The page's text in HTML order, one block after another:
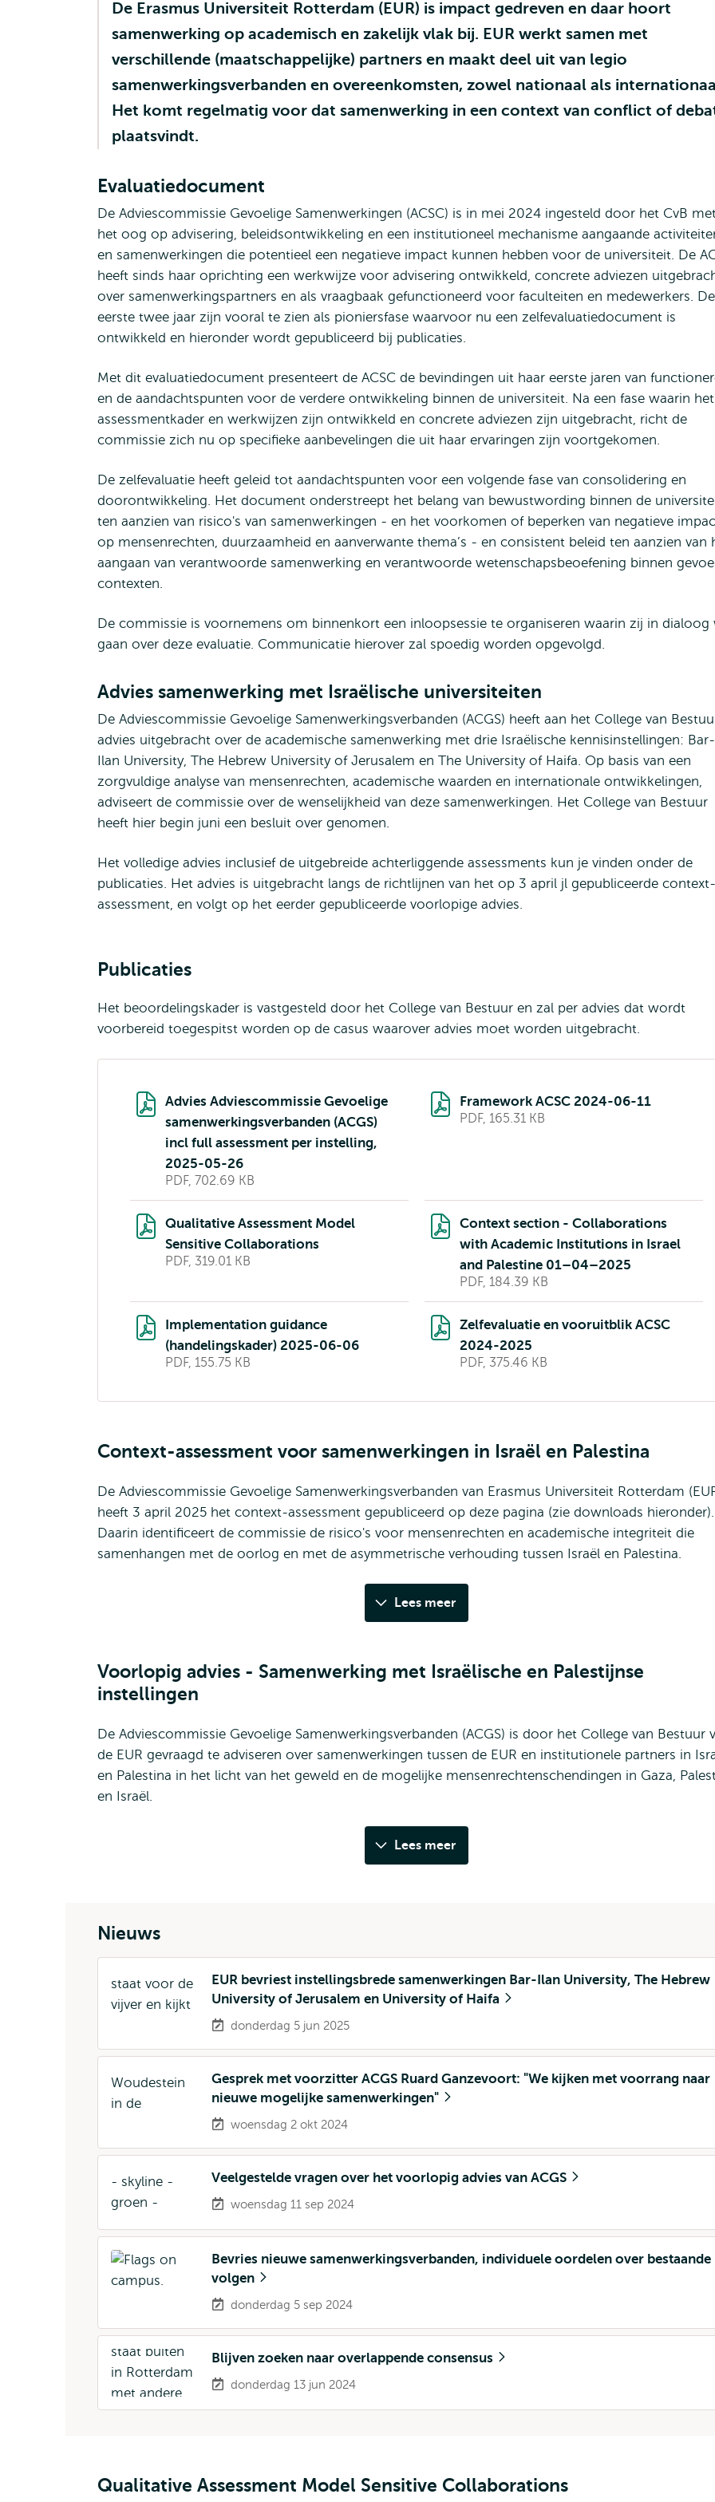
De Erasmus Universiteit Rotterdam (EUR) is impact gedreven en daar hoort
samenwerking op academisch en zakelijk vlak bij. EUR werkt samen met
verschillende (maatschappelijke) partners en maakt deel uit van legio
samenwerkingsverbanden en overeenkomsten, zowel nationaal als
Het komt regelmatig voor dat samenwerking in een context van conflict of
plaatsvindt.
Evaluatiedocument
De Adviescommissie Gevoelige Samenwerkingen (ACSC) is in mei 2024 ingesteld door het CvB
het oog op advisering, beleidsontwikkeling en een institutioneel mechanisme aangaande
en samenwerkingen die potentieel een negatieve impact kunnen hebben voor de universiteit. De
heeft sinds haar oprichting een werkwijze voor advisering ontwikkeld, concrete adviezen
over samenwerkingspartners en als vraagbaak gefunctioneerd voor faculteiten en medewerkers.
eerste twee jaar zijn vooral te zien als pioniersfase waarvoor nu een zelfevaluatiedocument is
ontwikkeld en hieronder wordt gepubliceerd bij publicaties.
Met dit evaluatiedocument presenteert de ACSC de bevindingen uit haar eerste jaren van
en de aandachtspunten voor de verdere ontwikkeling binnen de universiteit. Na een fase waarin het
assessmentkader en werkwijzen zijn ontwikkeld en concrete adviezen zijn uitgebracht, richt de
commissie zich nu op specifieke aanbevelingen die uit haar ervaringen zijn voortgekomen.
De zelfevaluatie heeft geleid tot aandachtspunten voor een volgende fase van consolidering en
doorontwikkeling. Het document onderstreept het belang van bewustwording binnen de
ten aanzien van risico's van samenwerkingen - en het voorkomen of beperken van negatieve
op mensenrechten, duurzaamheid en aanverwante thema’s - en consistent beleid ten aanzien van
aangaan van verantwoorde samenwerking en verantwoorde wetenschapsbeoefening binnen
contexten.
De commissie is voornemens om binnenkort een inloopsessie te organiseren waarin zij in dialoog
gaan over deze evaluatie. Communicatie hierover zal spoedig worden opgevolgd.
Advies samenwerking met Israëlische universiteiten
De Adviescommissie Gevoelige Samenwerkingsverbanden (ACGS) heeft aan het College van
advies uitgebracht over de academische samenwerking met drie Israëlische kennisinstellingen: Bar-
Ilan University, The Hebrew University of Jerusalem en The University of Haifa. Op basis van een
zorgvuldige analyse van mensenrechten, academische waarden en internationale ontwikkelingen,
adviseert de commissie over de wenselijkheid van deze samenwerkingen. Het College van Bestuur
heeft hier begin juni een besluit over genomen.
Het volledige advies inclusief de uitgebreide achterliggende assessments kun je vinden onder de
publicaties. Het advies is uitgebracht langs de richtlijnen van het op 3 april jl gepubliceerde context-
assessment, en volgt op het eerder gepubliceerde voorlopige advies.
Publicaties
Het beoordelingskader is vastgesteld door het College van Bestuur en zal per advies dat wordt
voorbereid toegespitst worden op de casus waarover advies moet worden uitgebracht.
Advies Adviescommissie Gevoelige
samenwerkingsverbanden (ACGS)
incl full assessment per instelling,
2025-05-26
PDF, 702.69 KB
Framework ACSC 2024-06-11
PDF, 165.31 KB
Qualitative Assessment Model
Sensitive Collaborations
PDF, 319.01 KB
Context section - Collaborations
with Academic Institutions in Israel
and Palestine 01–04–2025
PDF, 184.39 KB
Implementation guidance
(handelingskader) 2025-06-06
PDF, 155.75 KB
Zelfevaluatie en vooruitblik ACSC
2024-2025
PDF, 375.46 KB
Context-assessment voor samenwerkingen in Israël en Palestina
De Adviescommissie Gevoelige Samenwerkingsverbanden van Erasmus Universiteit Rotterdam
heeft 3 april 2025 het context-assessment gepubliceerd op deze pagina (zie downloads hieronder).
Daarin identificeert de commissie de risico's voor mensenrechten en academische integriteit die
samenhangen met de oorlog en met de asymmetrische verhouding tussen Israël en Palestina.
Lees meer
Voorlopig advies - Samenwerking met Israëlische en Palestijnse
instellingen
De Adviescommissie Gevoelige Samenwerkingsverbanden (ACGS) is door het College van Bestuur
de EUR gevraagd te adviseren over samenwerkingen tussen de EUR en institutionele partners in
en Palestina in het licht van het geweld en de mogelijke mensenrechtenschendingen in Gaza,
en Israël.
Lees meer
Nieuws
EUR bevriest instellingsbrede samenwerkingen Bar-Ilan University, The Hebrew
University of Jerusalem en University of Haifa
donderdag 5 jun 2025
Gesprek met voorzitter ACGS Ruard Ganzevoort: "We kijken met voorrang naar
nieuwe mogelijke samenwerkingen"
woensdag 2 okt 2024
Veelgestelde vragen over het voorlopig advies van ACGS
woensdag 11 sep 2024
Bevries nieuwe samenwerkingsverbanden, individuele oordelen over bestaande
volgen
donderdag 5 sep 2024
Blijven zoeken naar overlappende consensus
donderdag 13 jun 2024
Qualitative Assessment Model Sensitive Collaborations